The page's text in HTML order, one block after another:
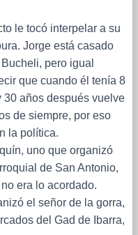
le tocó interpelar a su
Jorge está casado
pero igual
que cuando él tenía 8
30 años después vuelve
de siempre, por eso
la política.
uno que organizó
de San Antonio,
era lo acordado.
el señor de la gorra,
del Gad de Ibarra,